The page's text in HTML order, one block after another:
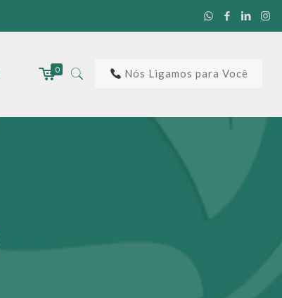
0 Nós Ligamos para Você